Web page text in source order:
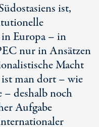
ist,
Europa – in
nur in Ansätzen
Macht
man dort – wie
deshalb noch
Aufgabe